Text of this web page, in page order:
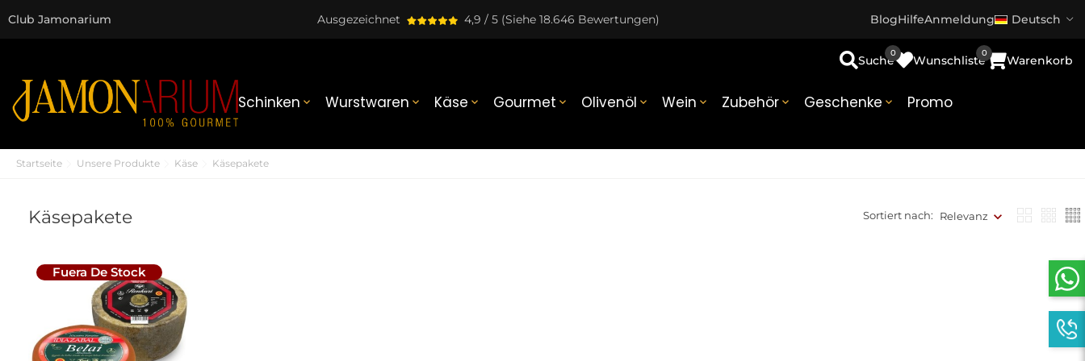
Club Jamonarium Ausgezeichnet 4,9 / 5 (Siehe 18.646 Bewertungen) BlogHilfeAnmeldung Deutsch
Schinken  Wurstwaren  Käse  Gourmet  Olivenöl  Wein  Zubehör  Geschenke  Promo
Suche Wunschliste
0
Warenkorb
0
Startseite Unsere Produkte Käse Käsepakete
Käsepakete Sortiert nach: Relevanz
Fuera De Stock